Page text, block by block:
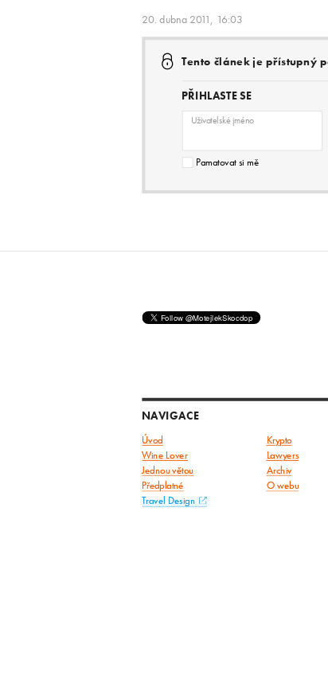
20. dubna 2011, 16:03
Tento článek je přístupný
PŘIHLASTE SE
Uživatelské jméno
Pamatovat si mě
NAVIGACE
Úvod Krypto
Wine Lover
Lawyers
Jednou větou
Archiv
Předplatné O webu
Travel Design